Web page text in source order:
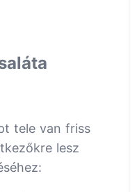
tele van friss
lesz